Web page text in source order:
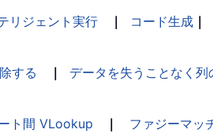
リジェント実行 ｜ コード生成 ｜
する ｜ データを失うことなく
ト間 VLookup ｜ ファジーマッ